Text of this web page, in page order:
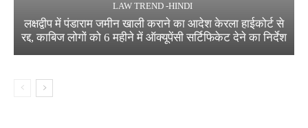
LAW TREND -HINDI
लक्षद्वीप में पंडाराम जमीन खाली कराने का आदेश केरला हाईकोर्ट से
रद्द, काबिज लोगों को 6 महीने में ऑक्यूपेंसी सर्टिफिकेट देने का निर्देश